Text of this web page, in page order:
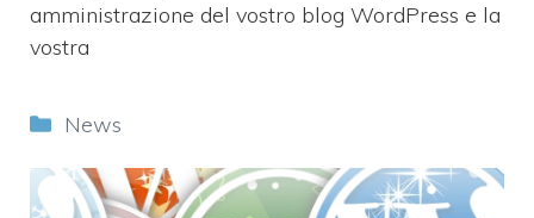
amministrazione del vostro blog WordPress e la
vostra
Categorie
News